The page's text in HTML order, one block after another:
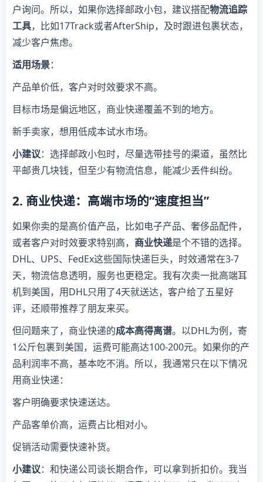
户询问。所以，如果你选择邮政小包，建议搭配物流追踪
工具，比如17Track或者AfterShip，及时跟进包裹状态，
减少客户焦虑。
适用场景：
产品单价低，客户对时效要求不高。
目标市场是偏远地区，商业快递覆盖不到的地方。
新手卖家，想用低成本试水市场。
小建议：选择邮政小包时，尽量选带挂号的渠道，虽然比
平邮贵几块钱，但至少有物流信息，能减少丢件纠纷。
2. 商业快递：高端市场的“速度担当”
如果你卖的是高价值产品，比如电子产品、奢侈品配件，
或者客户对时效要求特别高， 商业快递是个不错的选择。
DHL、UPS、FedEx这些国际快递巨头，时效通常在3-7
天，物流信息透明，服务也更稳定。我有次卖一批高端耳
机到美国，用DHL只用了4天就送达，客户给了五星好
评，还顺带推荐了朋友来买。
但问题来了，商业快递的成本高得离谱。以DHL为例，寄
1公斤包裹到美国，运费可能高达100-200元。如果你的产
品利润率不高，基本吃不消。所以，我通常只在以下情况
用商业快递：
客户明确要求快速送达。
产品客单价高，运费占比相对小。
促销活动需要快速补货。
小建议：和快递公司谈长期合作，可以拿到折扣价。我当